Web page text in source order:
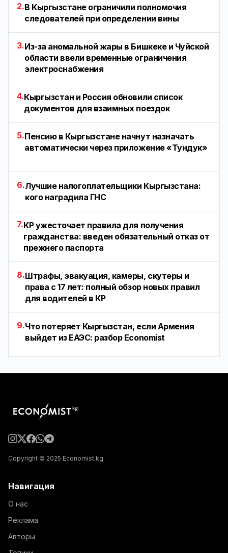
2.В Кыргызстане ограничили полномочия
следователей при определении вины
3.Из-за аномальной жары в Бишкеке и Чуйской
области ввели временные ограничения
электроснабжения
4.Кыргызстан и Россия обновили список
документов для взаимных поездок
5.Пенсию в Кыргызстане начнут назначать
автоматически через приложение «Тундук»
6.Лучшие налогоплательщики Кыргызстана:
кого наградила ГНС
7.КР ужесточает правила для получения
гражданства: введен обязательный отказ от
прежнего паспорта
8.Штрафы, эвакуация, камеры, скутеры и
права с 17 лет: полный обзор новых правил
для водителей в КР
9.Что потеряет Кыргызстан, если Армения
выйдет из ЕАЭС: разбор Economist
Copyright © 2025 Economist.kg
Навигация
О нас
Реклама
Авторы